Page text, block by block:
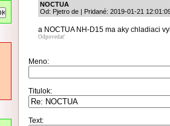
NOCTUA
Od: Pjetro de | Pridané: 2019-01-21
a NOCTUA NH-D15 ma aky chladiaci
Odpovedať
Meno:
Titulok:
Text: